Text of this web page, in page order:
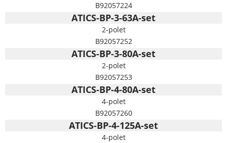
B92057224
ATICS-BP-3-63A-set
2-polet
B92057252
ATICS-BP-3-80A-set
2-polet
B92057253
ATICS-BP-4-80A-set
4-polet
B92057260
ATICS-BP-4-125A-set
4-polet